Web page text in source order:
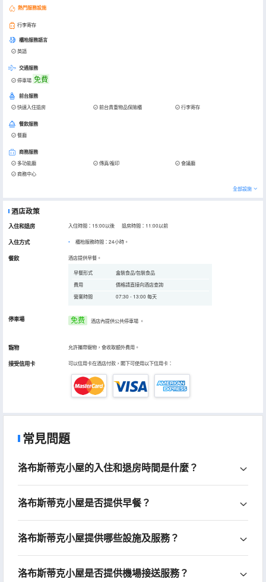
熱門服務設施
行李寄存
櫃枱服務語言
英語
交通服務
停車場 免費
前台服務
快速入住退房 前台貴重物品保險櫃 行李寄存
餐飲服務
餐廳
商務服務
多功能廳 傳真/複印
會議廳
商務中心
全部設施
酒店政策
入住和退房 入住時間：15:00以後 退房時間：11:00以前
入住方式 櫃枱服務時間：24小時。
餐飲 酒店提供早餐。
早餐形式
盒裝食品/包裝食品
費用
價格請直接向酒店查詢
營業時間
07:30 - 13:00 每天
停車場 免费 酒店內提供公共停車場 。
寵物 允許攜帶寵物，會收取額外費用。
接受信用卡 可以信用卡在酒店付款，閣下可使用以下信用卡：
常見問題
洛布斯蒂克小屋的入住和退房時間是什麼？
洛布斯蒂克小屋是否提供早餐？
洛布斯蒂克小屋提供哪些設施及服務？
洛布斯蒂克小屋是否提供機場接送服務？